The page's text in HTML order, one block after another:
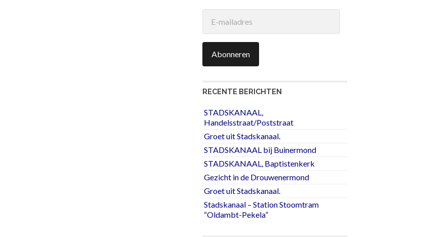
mailadres
Abonneren
RECENTE BERICHTEN
STADSKANAAL,
Handelsstraat/Poststraat
Groet uit Stadskanaal.
STADSKANAAL bij Buinermond
STADSKANAAL, Baptistenkerk
Gezicht in de Drouwenermond
Groet uit Stadskanaal.
Stadskanaal – Station Stoomtram
“Oldambt-Pekela”